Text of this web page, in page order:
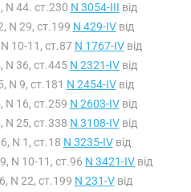
N 44. ст.230 N 3054-III від
N 29, ст.199 N 429-IVвід
10-11, ст.87 N 1767-IVвід
N 36, ст.445 N 2321-IVвід
N 9, ст.181 N 2454-IVвід
N 16, ст.259 N 2603-IVвід
25, ст.338 N 3108-IVвід
N 1, ст.18 N 3235-IVвід
N 10-11, ст.96 N 3421-IV від
N 22, ст.199 N 231-Vвід